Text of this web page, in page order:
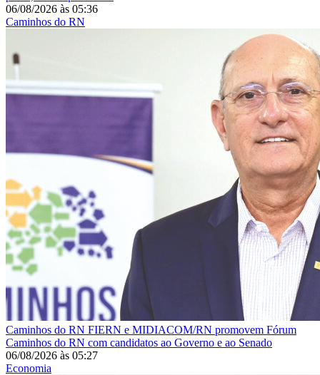
06/08/2026 às 05:36
Caminhos do RN
Caminhos do RN FIERN e MIDIACOM/RN promovem Fórum
Caminhos do RN com candidatos ao Governo e ao Senado
06/08/2026 às 05:27
Economia